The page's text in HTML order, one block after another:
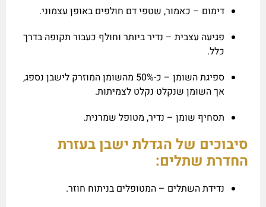
דימום – כאמור, שטפי דם חולפים באופן עצמוני.
פגיעה עצבית – נדיר ביותר וחולף כעבור תקופה בדרך
כלל.
ספיגת השומן – כ-50% מהשומן המוזרק לישבן נספג,
אך השומן שנקלט נקלט לצמיתות.
תסחיף שומן – נדיר, מטופל שמרנית.
סיבוכים של הגדלת ישבן בעזרת
החדרת שתלים:
נדידת השתלים – המטופלים בניתוח חוזר.